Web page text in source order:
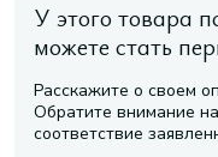
У этого товара
можете стать
Расскажите о своем
Обратите внимание
соответствие